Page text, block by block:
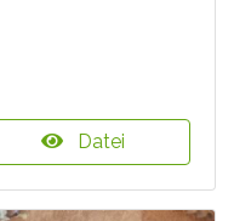
Datei